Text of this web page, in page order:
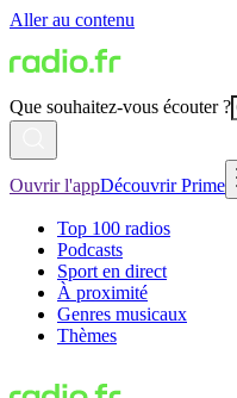
Aller au contenu
Que souhaitez-vous écouter ?
Ouvrir l'appDécouvrir Prime
Top 100 radios
Podcasts
Sport en direct
À proximité
Genres musicaux
Thèmes